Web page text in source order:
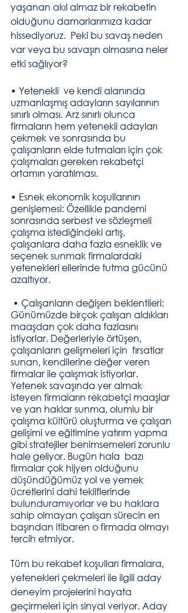
yaşanan akıl almaz bir rekabetin
olduğunu damarlarımıza kadar
hissediyoruz.  Peki bu savaş neden
var veya bu savaşın olmasına neler
etki sağlıyor?
• Yetenekli  ve kendi alanında
uzmanlaşmış adayların sayılarının
sınırlı olması. Arz sınırlı olunca
firmaların hem yetenekli adayları
çekmek ve sonrasında bu
çalışanların elde tutmaları için çok
çalışmaları gereken rekabetçi
ortamın yaratılması.
• Esnek ekonomik koşullarının
genişlemesi: Özellikle pandemi
sonrasında serbest ve sözleşmeli
çalışma istediğindeki artış,
çalışanlara daha fazla esneklik ve
seçenek sunmak firmalardaki
yetenekleri ellerinde tutma gücünü
azaltıyor.
Günümüzde birçok çalışan aldıkları
maaşdan çok daha fazlasını
istiyorlar. Değerleriyle örtüşen,
çalışanların gelişmeleri için  fırsatlar
sunan, kendilerine değer veren
firmalar ile çalışmak istiyorlar.
Yetenek savaşında yer almak
isteyen firmaların rekabetçi maaşlar
ve yan haklar sunma, olumlu bir
çalışma kültürü oluşturma ve çalışan
gelişimi ve eğitimine yatırım yapma
gibi stratejiler benimsemeleri zorunlu
hale geliyor. Bugün hala  bazı
firmalar çok hijyen olduğunu
düşündüğümüz yol ve yemek
ücretlerini dahi tekliflerinde
bulunduramıyorlar ve bu haklara
sahip olmayan çalışan sürecin en
başından itibaren o firmada olmayı
tercih etmiyor.
Tüm bu rekabet koşulları firmalara,
yetenekleri çekmeleri ile ilgili aday
deneyim projelerini hayata
geçirmeleri için sinyal veriyor. Aday